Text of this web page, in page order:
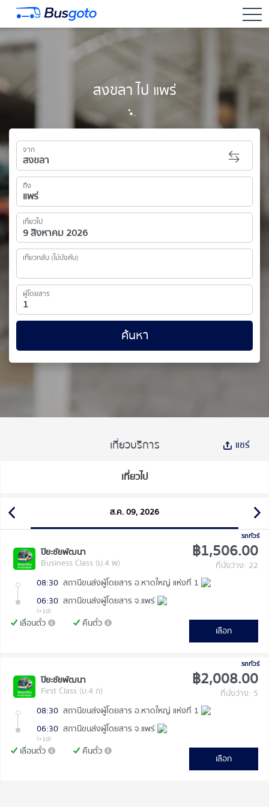
สงขลา ไป แพร่
จาก
ถึง
เที่ยวไป
เที่ยวกลับ (ไม่บังคับ)
ผู้โดยสาร
ค้นหา
เที่ยวบริการ แชร์
เที่ยวไป
ส.ค. 09, 2026
รถทัวร์
ปิยะชัยพัฒนา
Business Class (ม.4 พ)
฿1,506.00
ที่นั่งว่าง: 22
08:30 สถานีขนส่งผู้โดยสาร อ.หาดใหญ่ แห่งที่ 1
06:30 สถานีขนส่งผู้โดยสาร จ.แพร่
(+1d)
เลื่อนตั๋ว คืนตั๋ว
เลือก
รถทัวร์
ปิยะชัยพัฒนา
First Class (ม.4 ก)
฿2,008.00
ที่นั่งว่าง: 5
08:30 สถานีขนส่งผู้โดยสาร อ.หาดใหญ่ แห่งที่ 1
06:30 สถานีขนส่งผู้โดยสาร จ.แพร่
(+1d)
เลื่อนตั๋ว คืนตั๋ว
เลือก